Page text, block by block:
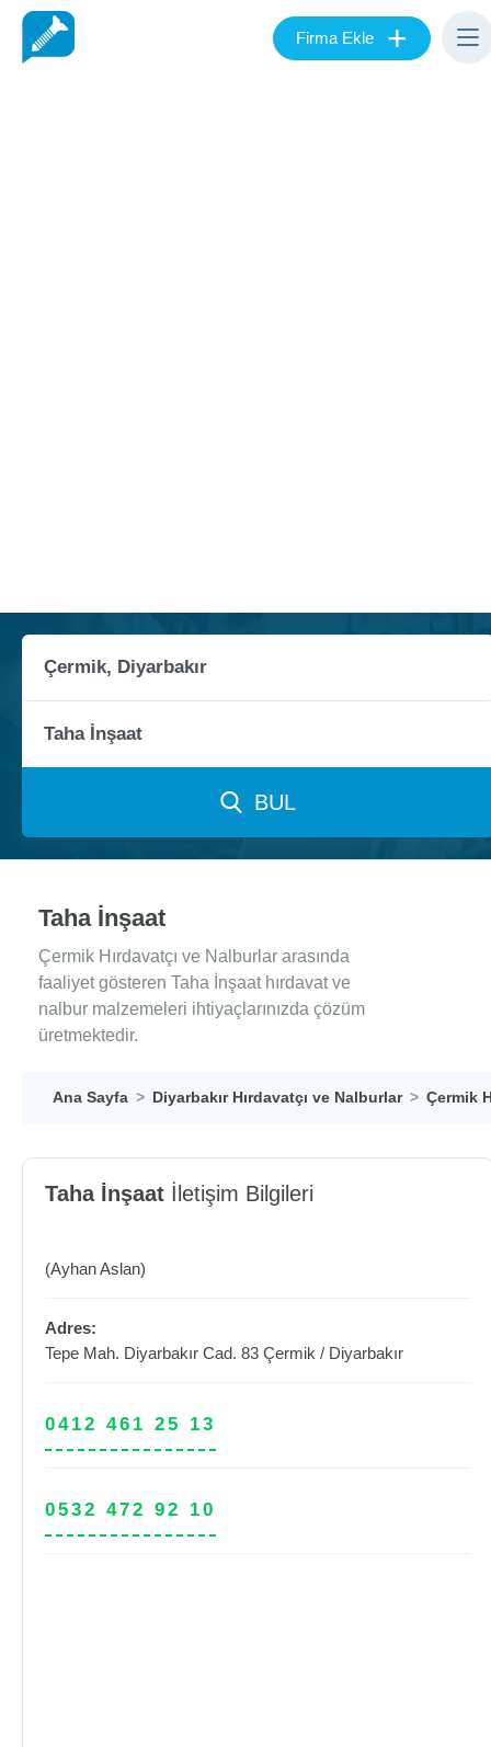
Firma Ekle +
BUL
Taha İnşaat
Çermik Hırdavatçı ve Nalburlar arasında
faaliyet gösteren Taha İnşaat hırdavat ve
nalbur malzemeleri ihtiyaçlarınızda çözüm
üretmektedir.
Ana Sayfa Diyarbakır Hırdavatçı ve Nalburlar Çermik
Taha İnşaat İletişim Bilgileri
(Ayhan Aslan)
Adres:
Tepe Mah. Diyarbakır Cad. 83 Çermik / Diyarbakır
0412 461 25 13
0532 472 92 10